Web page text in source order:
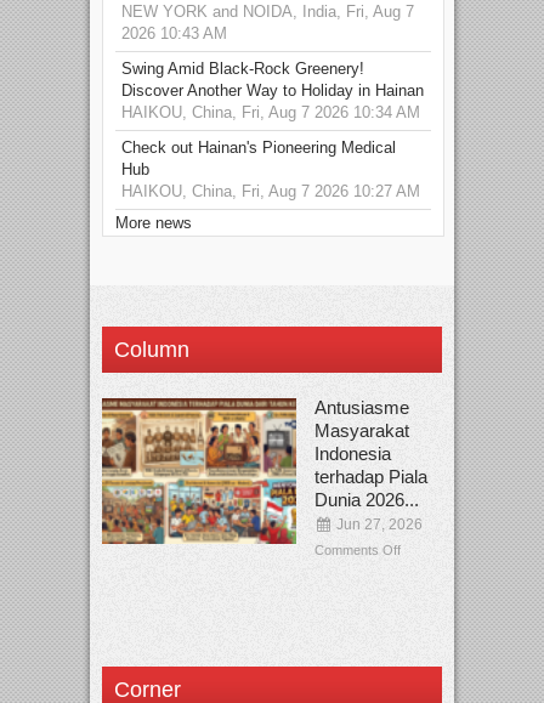
NEW YORK and NOIDA, India, Fri, Aug 7
2026 10:43 AM
Swing Amid Black‑Rock Greenery!
Discover Another Way to Holiday in Hainan
HAIKOU, China, Fri, Aug 7 2026 10:34 AM
Check out Hainan's Pioneering Medical
Hub
HAIKOU, China, Fri, Aug 7 2026 10:27 AM
More news
Column
Antusiasme
Masyarakat
Indonesia
terhadap Piala
Dunia 2026...
Jun 27, 2026
Comments Off
Corner